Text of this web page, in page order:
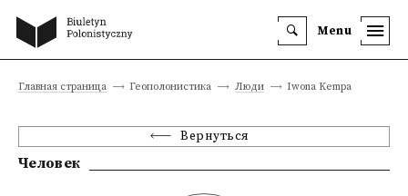
Menu
Главная страница Геополонистика Люди Iwona Kempa
Вернуться
Человек